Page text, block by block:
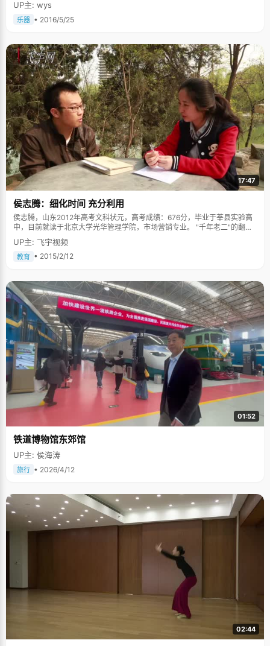
UP主: wys
乐器 • 2016/5/25
17:47
侯志腾：细化时间 充分利用
侯志腾，山东2012年高考文科状元，高考成绩：676分，毕业于莘县实验高
中，目前就读于北京大学光华管理学院，市场营销专业。 "千年老二"的翻身
二名，这个令他哭笑不得的现象一直保持到高三。直到最后一次考试——高
考，他终于摆脱了"千年老二"这个名号。侯志腾一直拥有着良好的心态，即
到。良好的心态来源于家人的理解和支持，也许是对侯志腾放心，家里人几
乎没有给他什么压力。青春期的时候，侯志腾偶尔也会叛逆，他的父母从来
没有出现过打骂或者不理他的情况，循循善诱和包容都让侯志腾感到温暖。
这样稳定自由的成长环境让侯志腾可以更加全心全意地，把更多的精力投入
到学习当中。 合理有效的学习方法 "不会是死读书，也不会不读书，是在读
书的过程中会加入一些自己的方法或者窍门。"侯志腾这样总结自己学习时候
的状态。他最习惯于把时间细化的学习方法，高三下学期自习课比较多，学
习时间自由，几乎都是自己安排。"因为想把时间充分利用好，一节课有40
分钟，我会把40分钟分成4段，每个10分钟都有不一样的计划，比如这个10
分钟我要背一篇课文，下一个10分钟再有个不同的计划。当时可能是觉得有
一个目标可能会有一个压力感，压力感也会让自己把时间利用的比较好。"这
是最后冲刺阶段侯志腾的学习状态，其实在高三刚开学的时候，侯志腾给自
己的桌角贴上了"随遇而安"四个字励志，被班主任发现后，老师认为高三到
了冲刺阶段应该全力以赴，而不是随遇而安，这也让侯志腾逐渐醒悟开始奋
能涉及到，他给我的震撼还是挺多的。台湾大学还有一座钟，就是以他的名
斯年整个人都是在发光的感觉。他的很多教育理念都让侯志腾觉得很钦佩，
即使是到现在都不会过时，有很大的研究价值。 关于未来，侯志腾希望自己
UP主: 飞宇视频
教育 • 2015/2/12
01:52
铁道博物馆东郊馆
UP主: 侯海涛
旅行 • 2026/4/12
02:44